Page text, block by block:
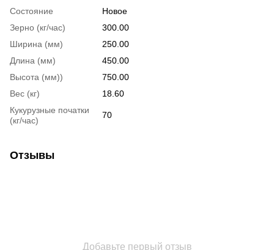
Состояние
Новое
Зерно (кг/час)
300.00
Ширина (мм)
250.00
Длина (мм)
450.00
Высота (мм))
750.00
Вес (кг)
18.60
Кукурузные початки
(кг/час)
70
Отзывы
Добавьте первый отзыв